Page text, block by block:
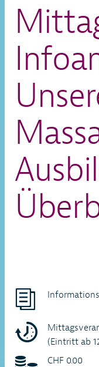
(Eintritt ab
CHF 0.00